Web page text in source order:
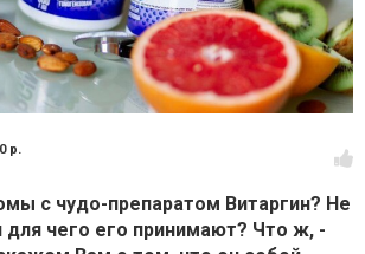
р.
с чудо-препаратом Витаргин? Не
для чего его принимают? Что ж, -